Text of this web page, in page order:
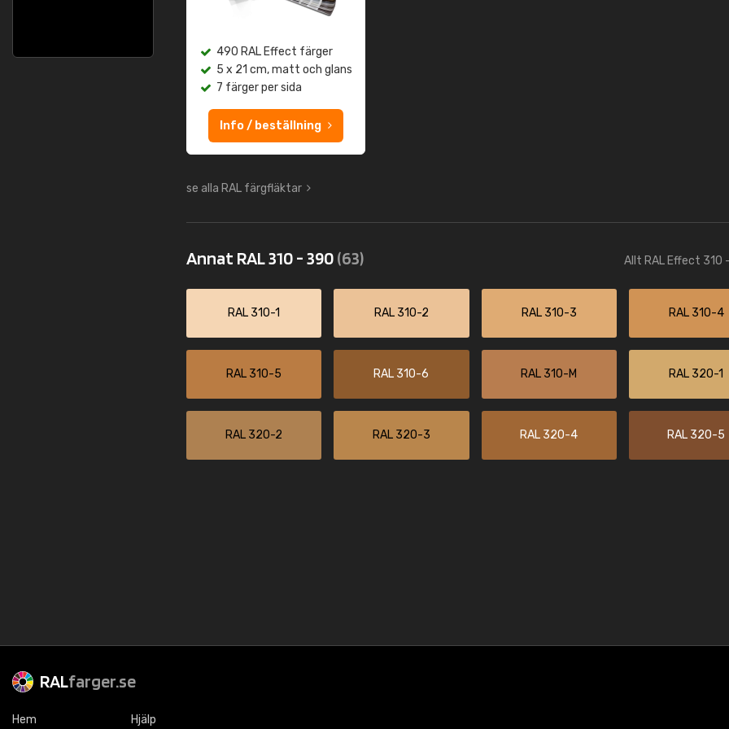
490 RAL Effect färger
5 x 21 cm, matt och glans
7 färger per sida
Info / beställning
se alla RAL färgfläktar
Annat RAL 310 - 390(63) Allt RAL Effect 310
RAL 310-1 RAL 310-2 RAL 310-3 RAL 310-4
RAL 310-5 RAL 310-6 RAL 310-M RAL 320-1
RAL 320-2 RAL 320-3 RAL 320-4 RAL 320-5
RALfarger.se
Hem Hjälp